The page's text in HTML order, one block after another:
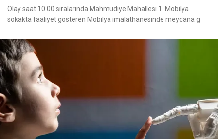
Olay saat 10.00 sıralarında Mahmudiye Mahallesi 1. Mobilya
sokakta faaliyet gösteren Mobilya imalathanesinde meydana g